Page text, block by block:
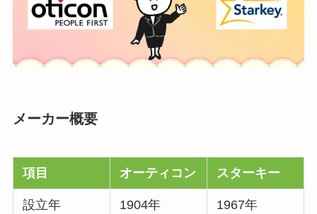
メーカー概要
項目 オーティコン スターキー
設立年 1904年 1967年